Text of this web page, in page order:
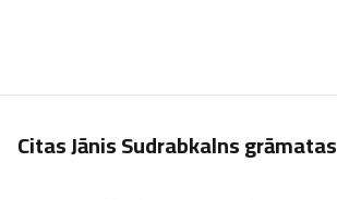
Citas Jānis Sudrabkalns grāmatas